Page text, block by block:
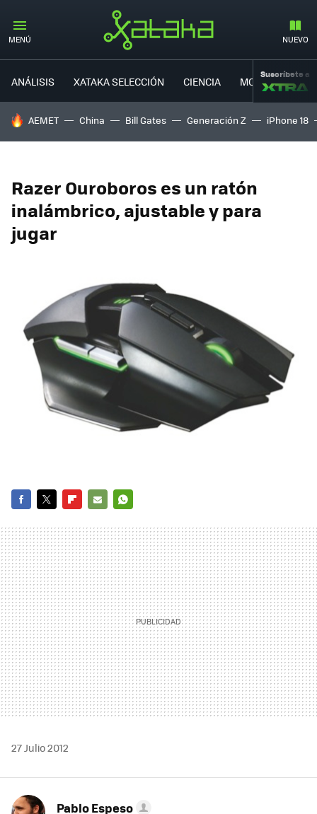
MENÚ NUEVO
ANÁLISIS XATAKA SELECCIÓN CIENCIA MOVILIDAD
Suscríbete a
HOY SE HABLA DE
AEMET China Bill Gates Generación Z iPhone 18
Razer Ouroboros es un ratón
inalámbrico, ajustable y para
jugar
MAIL
27 Julio 2012
Pablo Espeso